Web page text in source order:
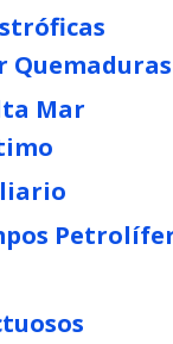
Quemaduras
Mar